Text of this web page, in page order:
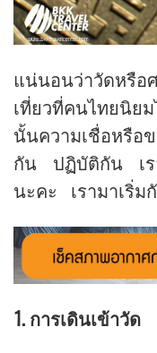
แน่นอนว่าวัดหรื
เที่ยวที่คนไทยนิ
นั้นความเชื่อหรือ
กัน ปฏิบัติกัน เรา
นะคะ เรามาเริ่ม
1. การเดินเข้าวัด